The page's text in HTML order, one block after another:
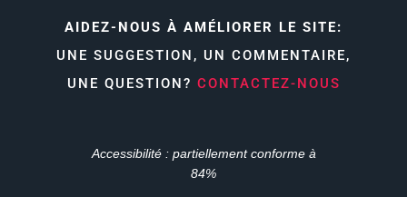
AIDEZ-NOUS À AMÉLIORER LE SITE:
UNE SUGGESTION, UN COMMENTAIRE,
UNE QUESTION? CONTACTEZ-NOUS
Accessibilité : partiellement conforme à
84%